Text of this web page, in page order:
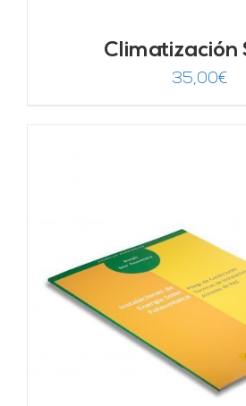
Climatización
35,00€